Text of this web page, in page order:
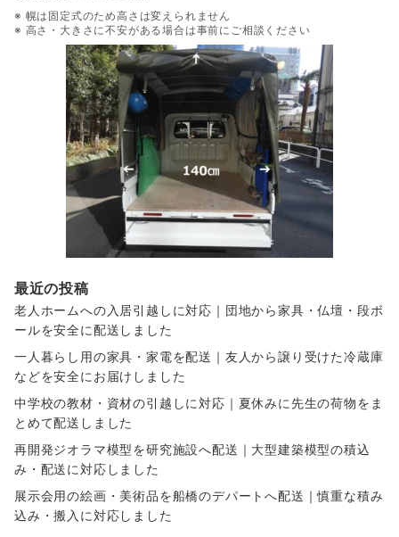
※ 幌は固定式のため高さは変えられません
※ 高さ・大きさに不安がある場合は事前にご相談ください
最近の投稿
老人ホームへの入居引越しに対応｜団地から家具・仏壇・段ボ
ールを安全に配送しました
一人暮らし用の家具・家電を配送｜友人から譲り受けた冷蔵庫
などを安全にお届けしました
中学校の教材・資材の引越しに対応｜夏休みに先生の荷物をま
とめて配送しました
再開発ジオラマ模型を研究施設へ配送｜大型建築模型の積込
み・配送に対応しました
展示会用の絵画・美術品を船橋のデパートへ配送｜慎重な積み
込み・搬入に対応しました